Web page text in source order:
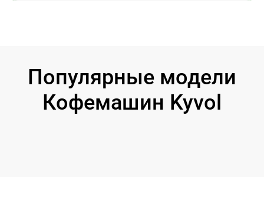
Популярные модели
Кофемашин Kyvol